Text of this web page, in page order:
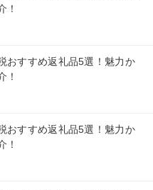
！
おすすめ返礼品5選！魅力か
！
おすすめ返礼品5選！魅力か
！